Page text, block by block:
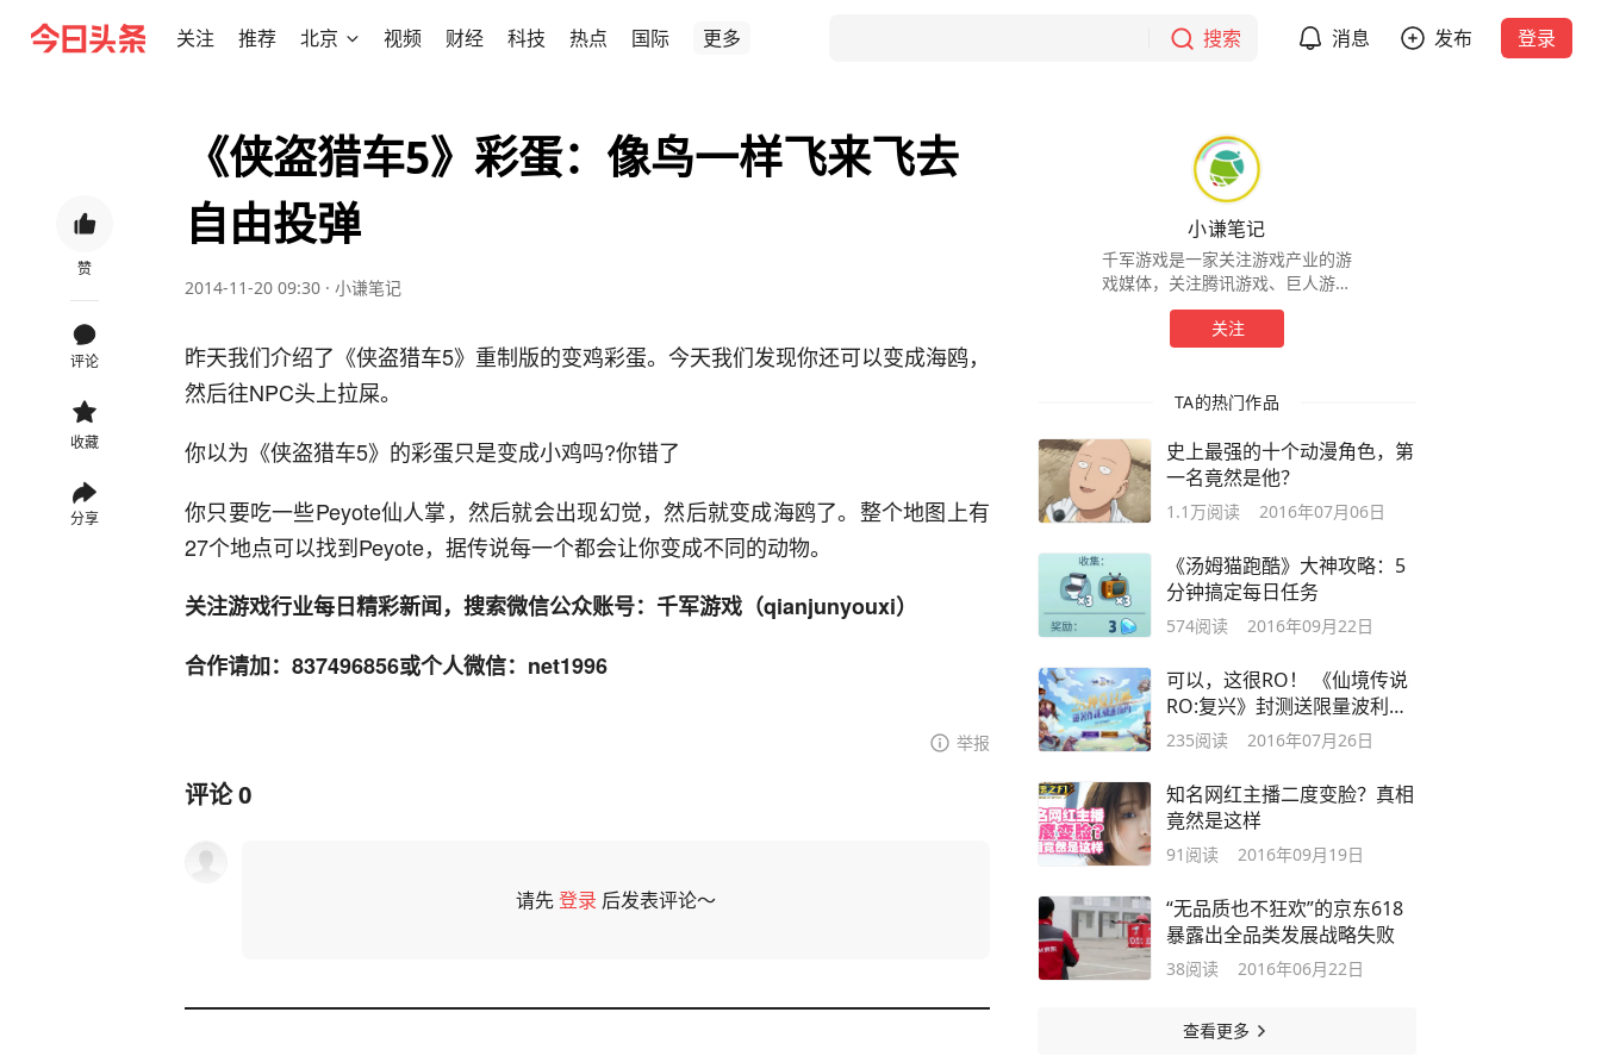
关注 推荐 北京 视频 财经 科技 热点 国际 更多 搜索 消息 发布 登录
赞
评论
收藏
分享
《侠盗猎车5》彩蛋：像鸟一样飞来飞去
自由投弹
2014-11-20 09:30 · 小谦笔记
昨天我们介绍了《侠盗猎车5》重制版的变鸡彩蛋。今天我们发现你还可以变成海鸥，
然后往NPC头上拉屎。
你以为《侠盗猎车5》的彩蛋只是变成小鸡吗?你错了
你只要吃一些Peyote仙人掌，然后就会出现幻觉，然后就变成海鸥了。整个地图上有
27个地点可以找到Peyote，据传说每一个都会让你变成不同的动物。
关注游戏行业每日精彩新闻，搜索微信公众账号：千军游戏（qianjunyouxi）
合作请加：837496856或个人微信：net1996
举报
评论0
请先登录 后发表评论～
小谦笔记
千军游戏是一家关注游戏产业的游
戏媒体，关注腾讯游戏、巨人游戏
等游戏明星企业及游戏行业的整体
发展，立志成为最具前瞻性的游戏
行业新媒体。
关注
TA的热门作品
史上最强的十个动漫角色，第
一名竟然是他？
1.1万阅读 2016年07月06日
《汤姆猫跑酷》大神攻略：5
分钟搞定每日任务
574阅读 2016年09月22日
可以，这很RO！ 《仙境传说
RO:复兴》封测送限量波利抱
枕
235阅读 2016年07月26日
知名网红主播二度变脸？真相
竟然是这样
91 阅读 2016年09月19日
“无品质也不狂欢”的京东618
暴露出全品类发展战略失败
38阅读 2016年06月22日
查看更多